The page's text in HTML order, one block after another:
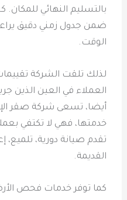
بالتسليم النهائي للمكان.
ضمن جدول زمني دقيق
الوقت.
لذلك تلقت الشركة
العملاء في العين الذين
أيضا، تسعى شركة صقر
خدمتها، فهي لا تكتفي
تقدم صيانة دورية، تلميع،
القديمة.
كما توفر خدمات فحص